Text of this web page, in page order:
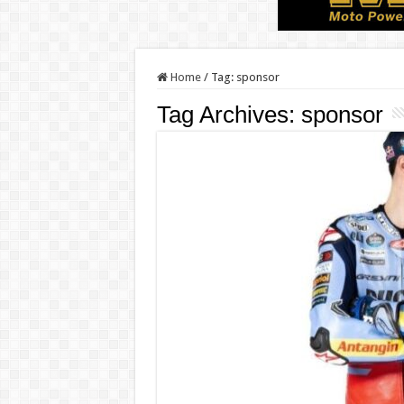
Home / Tag: sponsor
Tag Archives: sponsor